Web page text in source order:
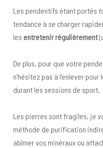
Les pendentifs étant portés
tendance à se charger
les entretenir régulièrement
De plus, pour que votre
n’hésitez pas à l’enlever
durant les sessions de sport.
Les pierres sont fragiles, je
méthode de purification
abîmer vos minéraux ou